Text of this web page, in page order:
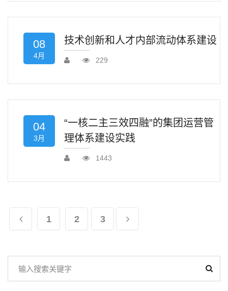
08
4月
技术创新和人才内部流动体系建设
229
04
3月
“一核二主三效四融”的集团运营管
理体系建设实践
1443
1 2 3